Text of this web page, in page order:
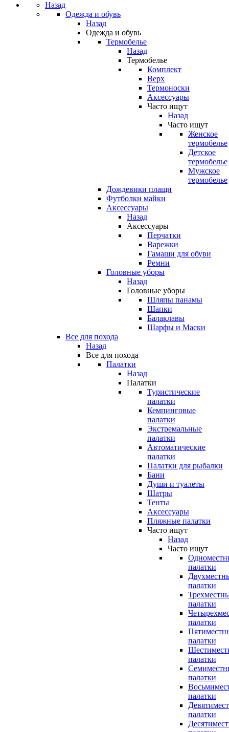
Назад
Одежда и обувь
Назад
Одежда и обувь
Термобелье
Назад
Термобелье
Комплект
Верх
Термоноски
Аксессуары
Часто ищут
Назад
Часто ищут
Женское
термобелье
Детское
термобелье
Мужское
термобелье
Дождевики плащи
Футболки майки
Аксессуары
Назад
Аксессуары
Перчатки
Варежки
Гамаши для обуви
Ремни
Головные уборы
Назад
Головные уборы
Шляпы панамы
Шапки
Балаклавы
Шарфы и Маски
Все для похода
Назад
Все для похода
Палатки
Назад
Палатки
Туристические
палатки
Кемпинговые
палатки
Экстремальные
палатки
Автоматические
палатки
Палатки для рыбалки
Бани
Души и туалеты
Шатры
Тенты
Аксессуары
Пляжные палатки
Часто ищут
Назад
Часто ищут
палатки
палатки
палатки
палатки
палатки
палатки
палатки
палатки
палатки